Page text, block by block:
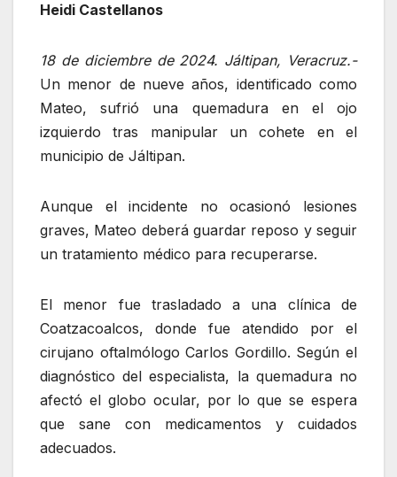
Heidi Castellanos
18 de diciembre de 2024. Jáltipan, Veracruz.-
Un menor de nueve años, identificado como
Mateo, sufrió una quemadura en el ojo
izquierdo tras manipular un cohete en el
municipio de Jáltipan.
Aunque el incidente no ocasionó lesiones
graves, Mateo deberá guardar reposo y seguir
un tratamiento médico para recuperarse.
El menor fue trasladado a una clínica de
Coatzacoalcos, donde fue atendido por el
cirujano oftalmólogo Carlos Gordillo. Según el
diagnóstico del especialista, la quemadura no
afectó el globo ocular, por lo que se espera
que sane con medicamentos y cuidados
adecuados.